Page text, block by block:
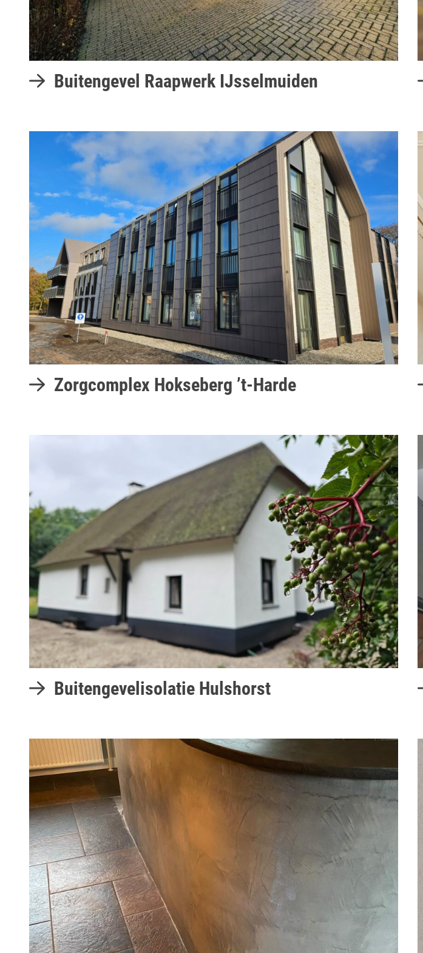
Buitengevel Raapwerk IJsselmuiden
Zorgcomplex Hokseberg ’t-Harde
Buitengevelisolatie Hulshorst